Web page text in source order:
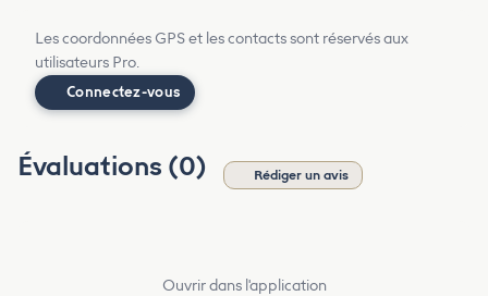
Les coordonnées GPS et les contacts sont réservés aux
utilisateurs Pro.
Connectez-vous
Évaluations (0) Rédiger un avis
Ouvrir dans l'application